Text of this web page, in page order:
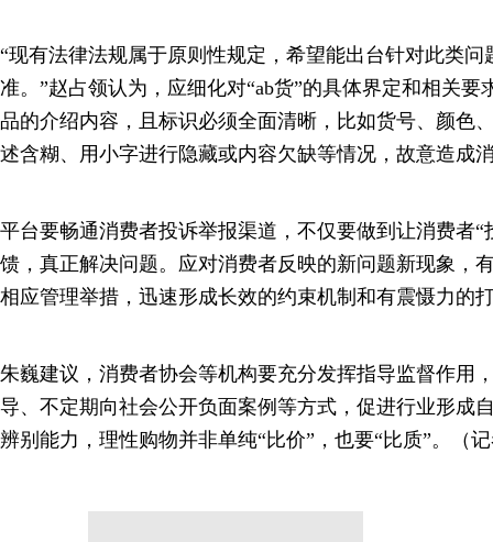
“现有法律法规属于原则性规定，希望能出台针对此类
准。”赵占领认为，应细化对“ab货”的具体界定和相关
品的介绍内容，且标识必须全面清晰，比如货号、颜色
述含糊、用小字进行隐藏或内容欠缺等情况，故意造成
平台要畅通消费者投诉举报渠道，不仅要做到让消费者“
馈，真正解决问题。应对消费者反映的新问题新现象，
相应管理举措，迅速形成长效的约束机制和有震慑力的
朱巍建议，消费者协会等机构要充分发挥指导监督作用
导、不定期向社会公开负面案例等方式，促进行业形成
辨别能力，理性购物并非单纯“比价”，也要“比质”。（